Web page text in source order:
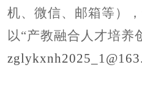
机、微信、邮箱等）
以“产教融合人才培养